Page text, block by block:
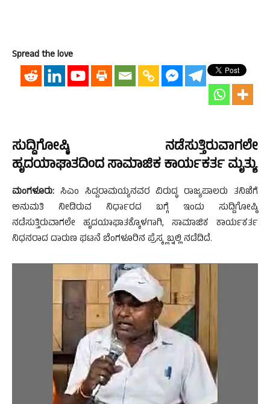
Spread the love
ಸುದ್ದಿಗೋಷ್ಠಿ ನಡೆಸುತ್ತಿರುವಾಗಲೇ
ಹೃದಯಾಘಾತದಿಂದ ಸಾಮಾಜಿಕ ಕಾರ್ಯಕರ್ತ ಮೃತ್ಯು
ಮಂಗಳೂರು: ಸಿಎಂ ಸಿದ್ದರಾಮಯ್ಯನವರ ವಿರುದ್ಧ ರಾಜ್ಯಪಾಲರು ತನಿಖೆಗೆ
ಅನುಮತಿ ನೀಡಿರುವ ನಿರ್ಧಾರದ ಬಗ್ಗೆ ಇಂದು ಸುದ್ದಿಗೋಷ್ಠಿ
ನಡೆಸುತ್ತಿರುವಾಗಲೇ ಹೃದಯಾಘಾತಕ್ಕೊಳಗಾಗಿ, ಸಾಮಾಜಿಕ ಕಾರ್ಯಕರ್ತ
ನಿಧನರಾದ ದಾರುಣ ಘಟನೆ ಬೆಂಗಳೂರಿನ ಪ್ರೆಸ್ಕ್ಲಬ್ನಲ್ಲಿ ನಡೆದಿದೆ.